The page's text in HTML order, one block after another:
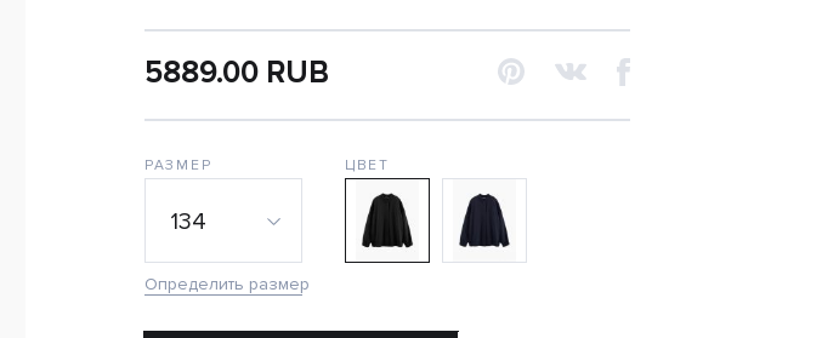
5889.00 RUB
РАЗМЕР
134
Определить размер
ЦВЕТ